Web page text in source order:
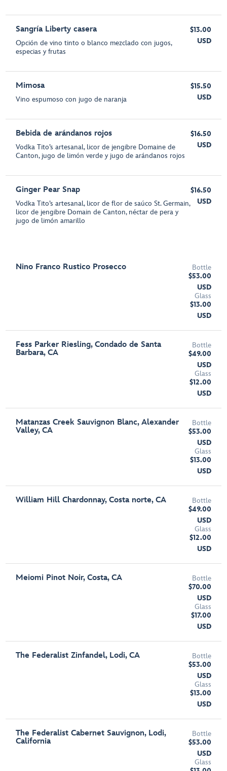
Sangría Liberty casera
Opción de vino tinto o blanco mezclado con jugos,
especias y frutas
$13.00
USD
Mimosa
Vino espumoso con jugo de naranja
$15.50
USD
Bebida de arándanos rojos
Vodka Tito’s artesanal, licor de jengibre Domaine de
Canton, jugo de limón verde y jugo de arándanos rojos
$16.50
USD
Ginger Pear Snap
Vodka Tito’s artesanal, licor de flor de saúco St. Germain,
licor de jengibre Domain de Canton, néctar de pera y
jugo de limón amarillo
$16.50
USD
Nino Franco Rustico Prosecco
Bottle
$53.00
USD
Glass
$13.00
USD
Fess Parker Riesling, Condado de Santa
Barbara, CA
Bottle
$49.00
USD
Glass
$12.00
USD
Matanzas Creek Sauvignon Blanc, Alexander
Valley, CA
Bottle
$53.00
USD
Glass
$13.00
USD
William Hill Chardonnay, Costa norte, CA
Bottle
$49.00
USD
Glass
$12.00
USD
Meiomi Pinot Noir, Costa, CA
Bottle
$70.00
USD
Glass
$17.00
USD
The Federalist Zinfandel, Lodi, CA
Bottle
$53.00
USD
Glass
$13.00
USD
The Federalist Cabernet Sauvignon, Lodi,
California
Bottle
$53.00
USD
Glass